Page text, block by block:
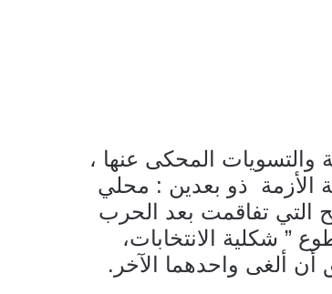
والتسويات المحكى عنها ،
الأزمة ذو بعدين : محلي
التي تفاقمت بعد الحرب
” شكلية الانتخابات،
أن ألغى واحدهما الآخر.